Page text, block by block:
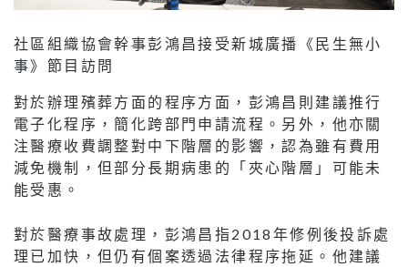
社區組織協會幹事彭鴻昌接受新城廣播《民生無小
事》節目訪問
對於辦理殯葬方面的程序方面，彭鴻昌則建議推行
電子化程序，簡化跨部門申請流程。另外，他亦關
注醫療收費調整對中下階層的影響，認為雖有費用
減免機制，但部分長期病患的「夾心階層」可能未
能受惠。
對於醫療事故處理，彭鴻昌指2018年修例後投訴處
理已加快，但仍有個案透過法律程序拖延。他建議